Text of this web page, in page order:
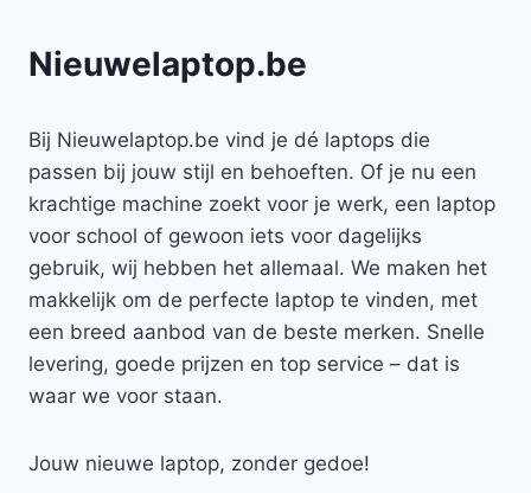
Nieuwelaptop.be
Bij Nieuwelaptop.be vind je dé laptops die
passen bij jouw stijl en behoeften. Of je nu een
krachtige machine zoekt voor je werk, een laptop
voor school of gewoon iets voor dagelijks
gebruik, wij hebben het allemaal. We maken het
makkelijk om de perfecte laptop te vinden, met
een breed aanbod van de beste merken. Snelle
levering, goede prijzen en top service – dat is
waar we voor staan.
Jouw nieuwe laptop, zonder gedoe!